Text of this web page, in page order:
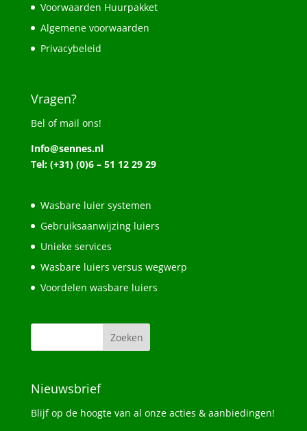
Voorwaarden Huurpakket
Algemene voorwaarden
Privacybeleid
Vragen?
Bel of mail ons!
Info@sennes.nl
Tel: (+31) (0)6 – 51 12 29 29
Wasbare luier systemen
Gebruiksaanwijzing luiers
Unieke services
Wasbare luiers versus wegwerp
Voordelen wasbare luiers
Nieuwsbrief
Blijf op de hoogte van al onze acties & aanbiedingen!